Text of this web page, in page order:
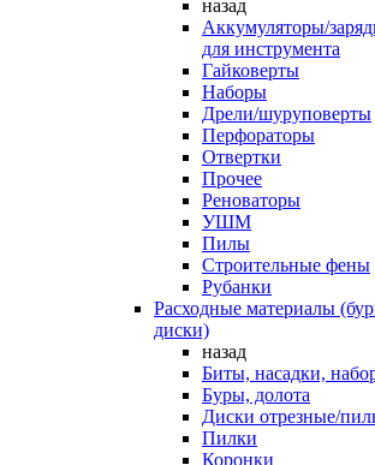
назад
Аккумуляторы/
для инструмента
Гайковерты
Наборы
Дрели/шуруповерты
Перфораторы
Отвертки
Прочее
Реноваторы
УШМ
Пилы
Строительные фены
Рубанки
Расходные материалы
диски)
назад
Биты, насадки,
Буры, долота
Диски отрезные/
Пилки
Коронки